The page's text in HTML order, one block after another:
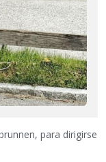
para dirigirse